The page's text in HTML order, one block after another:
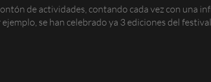
de actividades, contando cada vez con una
se han celebrado ya 3 ediciones del